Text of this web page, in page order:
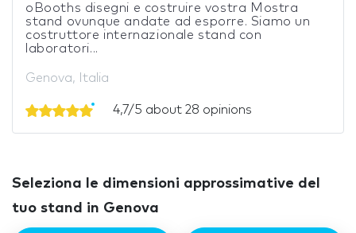
oBooths disegni e costruire vostra Mostra
stand ovunque andate ad esporre. Siamo un
costruttore internazionale stand con
laboratori...
Genova, Italia
4,7/5 about 28 opinions
Seleziona le dimensioni approssimative del
tuo stand in Genova